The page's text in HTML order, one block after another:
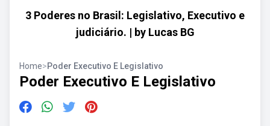
3 Poderes no Brasil: Legislativo, Executivo e
judiciário. | by Lucas BG
Home>Poder Executivo E Legislativo
Poder Executivo E Legislativo